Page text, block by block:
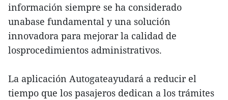
información siempre se ha considerado
unabase fundamental y una solución
innovadora para mejorar la calidad de
losprocedimientos administrativos.
La aplicación Autogateayudará a reducir el
tiempo que los pasajeros dedican a los trámites